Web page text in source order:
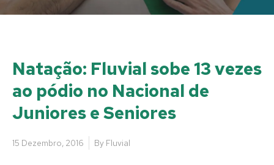
Natação: Fluvial sobe 13 vezes
ao pódio no Nacional de
Juniores e Seniores
15 Dezembro, 2016 By Fluvial